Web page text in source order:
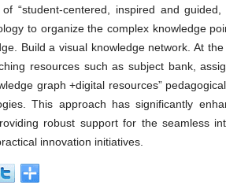
“student-centered, inspired and
to organize the complex knowledge
Build a visual knowledge network. At
resources such as subject bank,
graph +digital resources”
This approach has significantly
robust support for the seamless
innovation initiatives.